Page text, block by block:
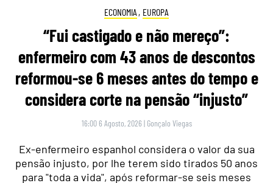
ECONOMIA , EUROPA
“Fui castigado e não mereço”:
enfermeiro com 43 anos de descontos
reformou-se 6 meses antes do tempo e
considera corte na pensão “injusto”
16:00 6 Agosto, 2026 | Gonçalo Viegas
Ex-enfermeiro espanhol considera o valor da sua
pensão injusto, por lhe terem sido tirados 50 anos
para "toda a vida", após reformar-se seis meses